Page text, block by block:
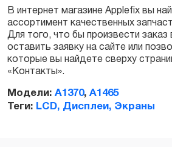
В интернет магазине Applefix вы
ассортимент качественных
Для того, что бы произвести
оставить заявку на сайте или
которые вы найдете сверху
«Контакты».
Модели: A1370, A1465
Теги: LCD, Дисплеи, Экраны